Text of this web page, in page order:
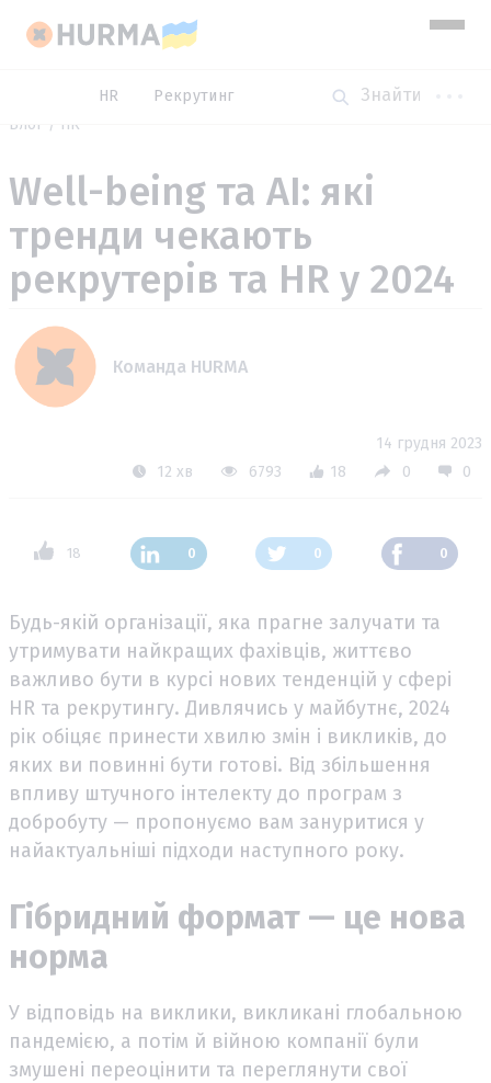
HR
Рекрутинг
Блог
HR
Well-being та AI: які
тренди чекають
рекрутерів та HR у 2024
Команда HURMA
14 грудня 2023
12 хв
6793 18 0 0
18 0 0 0
Будь-якій організації, яка прагне залучати та
утримувати найкращих фахівців, життєво
важливо бути в курсі нових тенденцій у сфері
HR та рекрутингу. Дивлячись у майбутнє, 2024
рік обіцяє принести хвилю змін і викликів, до
яких ви повинні бути готові. Від збільшення
впливу штучного інтелекту до програм з
добробуту — пропонуємо вам зануритися у
найактуальніші підходи наступного року.
Гібридний формат — це нова
норма
У відповідь на виклики, викликані глобальною
пандемією, а потім й війною компанії були
змушені переоцінити та переглянути свої